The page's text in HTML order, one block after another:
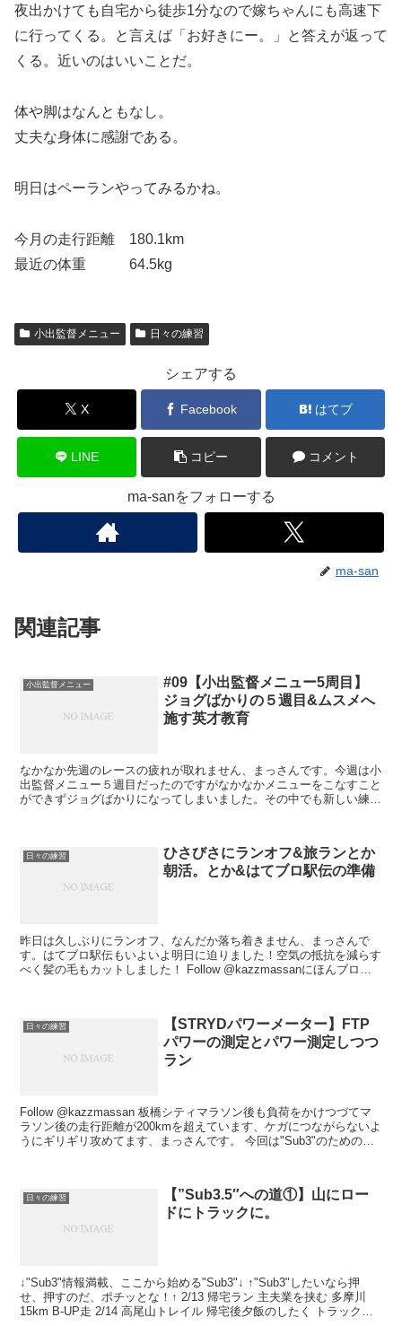
夜出かけても自宅から徒歩1分なので嫁ちゃんにも高速下
に行ってくる。と言えば「お好きにー。」と答えが返って
くる。近いのはいいことだ。
体や脚はなんともなし。
丈夫な身体に感謝である。
明日はペーランやってみるかね。
今月の走行距離 180.1km
最近の体重 64.5kg
小出監督メニュー 日々の練習
シェアする
X Facebook はてブ
LINE コピー コメント
ma-sanをフォローする
ma-san
関連記事
小出監督メニュー
#09【小出監督メニュー5周目】
ジョグばかりの５週目&ムスメへ
施す英才教育
なかなか先週のレースの疲れが取れません、まっさんです。今週は小
出監督メニュー５週目だったのですがなかなかメニューをこなすこと
ができずジョグばかりになってしまいました。その中でも新しい練習
日々の練習
ひさびさにランオフ&旅ランとか
朝活。とか&はてブロ駅伝の準備
昨日は久しぶりにランオフ、なんだか落ち着きません、まっさんで
す。はてブロ駅伝もいよいよ明日に迫りました！空気の抵抗を減らす
べく髪の毛もカットしました！ Follow @kazzmassanにほんブログ
日々の練習
【STRYDパワーメーター】FTP
パワーの測定とパワー測定しつつ
ラン
Follow @kazzmassan 板橋シティマラソン後も負荷をかけつづてマ
ラソン後の走行距離が200kmを超えています、ケガにつながらないよ
うにギリギリ攻めてます、まっさんです。 今回は"Sub3"のための近
日々の練習
【”Sub3.5″への道①】山にロー
ドにトラックに。
↓"Sub3"情報満載、ここから始める"Sub3"↓ ↑"Sub3"したいなら押
せ、押すのだ、ポチッとな！↑ 2/13 帰宅ラン 主夫業を挟む 多摩川
15km B-UP走 2/14 高尾山トレイル 帰宅後夕飯のしたく トラック練